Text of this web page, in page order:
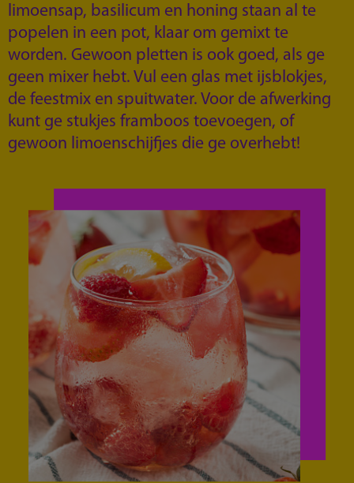
limoensap, basilicum en honing staan al te
popelen in een pot, klaar om gemixt te
worden. Gewoon pletten is ook goed, als ge
geen mixer hebt. Vul een glas met ijsblokjes,
de feestmix en spuitwater. Voor de afwerking
kunt ge stukjes framboos toevoegen, of
gewoon limoenschijfjes die ge overhebt!